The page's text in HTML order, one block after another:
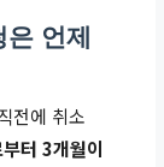
언제
전에 취소
터 3개월이